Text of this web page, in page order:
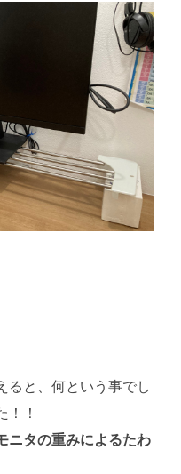
ると、何という事でし
！！
ニタの重みによるたわ